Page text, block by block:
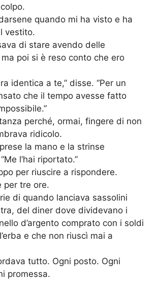
quando mi ha visto e ha
vestito.
di stare avendo delle
poi si è reso conto che ero
identica a te,” disse. “Per un
che il tempo avesse fatto
perché, ormai, fingere di non
ridicolo.
la mano e la strinse
l’hai riportato.”
per riuscire a rispondere.
per tre ore.
di quando lanciava sassolini
del diner dove dividevano i
d’argento comprato con i soldi
e che non riuscì mai a
tutto. Ogni posto. Ogni
promessa.